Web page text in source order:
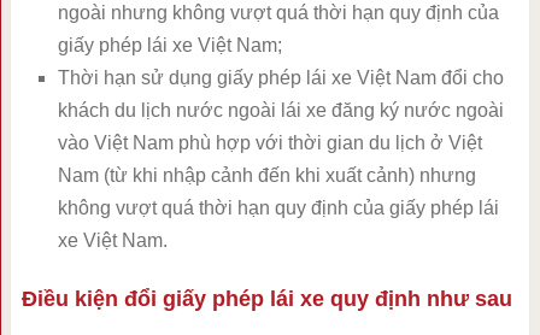
ngoài nhưng không vượt quá thời hạn quy định của
giấy phép lái xe Việt Nam;
Thời hạn sử dụng giấy phép lái xe Việt Nam đổi cho
khách du lịch nước ngoài lái xe đăng ký nước ngoài
vào Việt Nam phù hợp với thời gian du lịch ở Việt
Nam (từ khi nhập cảnh đến khi xuất cảnh) nhưng
không vượt quá thời hạn quy định của giấy phép lái
xe Việt Nam.
Điều kiện đổi giấy phép lái xe quy định như sau